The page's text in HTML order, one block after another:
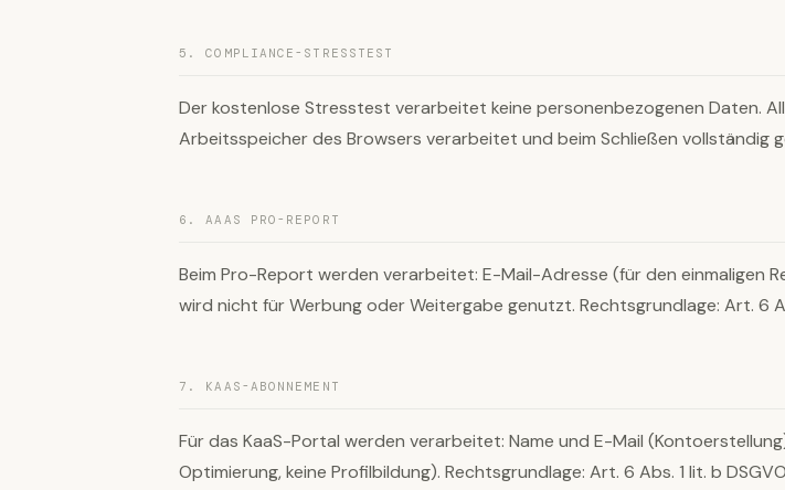
5. COMPLIANCE-STRESSTEST
Der kostenlose Stresstest verarbeitet keine personenbezogenen Daten.
Arbeitsspeicher des Browsers verarbeitet und beim Schließen vollständig
6. AAAS PRO-REPORT
Beim Pro-Report werden verarbeitet: E-Mail-Adresse (für den einmaligen
wird nicht für Werbung oder Weitergabe genutzt. Rechtsgrundlage: Art. 6
7. KAAS-ABONNEMENT
Für das KaaS-Portal werden verarbeitet: Name und E-Mail
Optimierung, keine Profilbildung). Rechtsgrundlage: Art. 6 Abs. 1 lit. b